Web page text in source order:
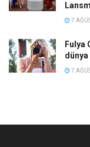
7
Fulya
dünya
7